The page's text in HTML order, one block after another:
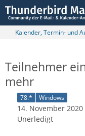
Kalender, Termin- und
Teilnehmer
mehr
78.* Windows
14. November
Unerledigt